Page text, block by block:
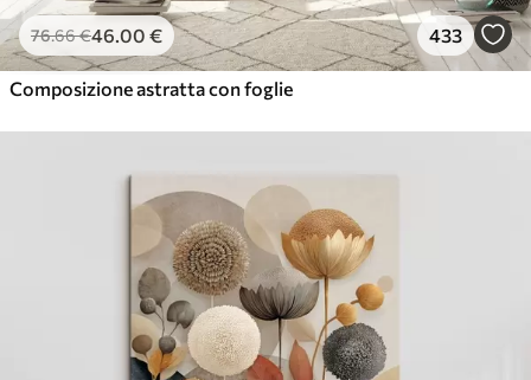
76.66€46 .00 € 433
Composizione astratta con foglie